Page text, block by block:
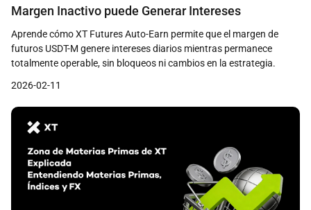
Margen Inactivo puede Generar Intereses
Aprende cómo XT Futures Auto-Earn permite que el margen de
futuros USDT-M genere intereses diarios mientras permanece
totalmente operable, sin bloqueos ni cambios en la estrategia.
2026-02-11